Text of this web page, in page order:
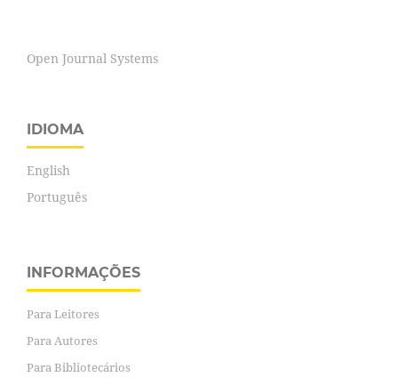
Open Journal Systems
IDIOMA
English
Português
INFORMAÇÕES
Para Leitores
Para Autores
Para Bibliotecários